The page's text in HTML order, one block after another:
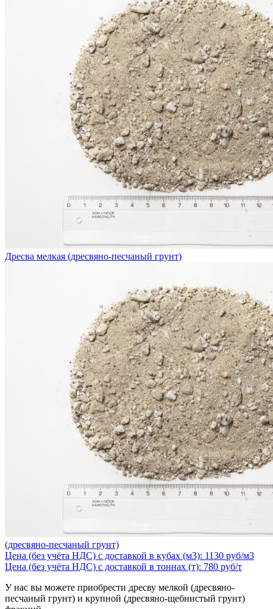
Дресва мелкая (дресвяно-песчаный грунт)
(дресвяно-песчаный грунт)
Цена (без учёта НДС) с доставкой в кубах (м3): 1130 руб/м3
Цена (без учёта НДС) с доставкой в тоннах (т): 780 руб/т
У нас вы можете приобрести дресву мелкой (дресвяно-
песчаный грунт) и крупной (дресвяно-щебнистый грунт)